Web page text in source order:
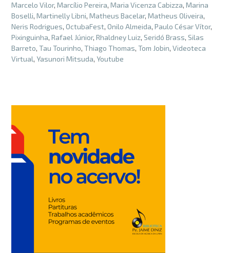
Marcelo Vilor, Marcílio Pereira, Maria Vicenza Cabizza, Marina
Boselli, Martinelly Libni, Matheus Bacelar, Matheus Oliveira,
Neris Rodrigues, OctubaFest, Onilo Almeida, Paulo César Vítor,
Pixinguinha, Rafael Júnior, Rhaldney Luiz, Seridó Brass, Silas
Barreto, Tau Tourinho, Thiago Thomas, Tom Jobin, Videoteca
Virtual, Yasunori Mitsuda, Youtube